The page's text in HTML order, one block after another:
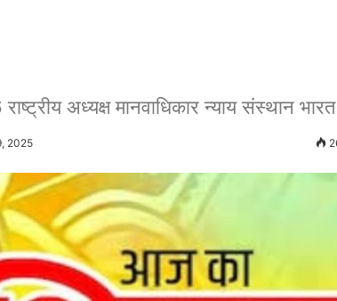
अध्यक्ष मानवाधिकार न्याय संस्थान भारत
2025